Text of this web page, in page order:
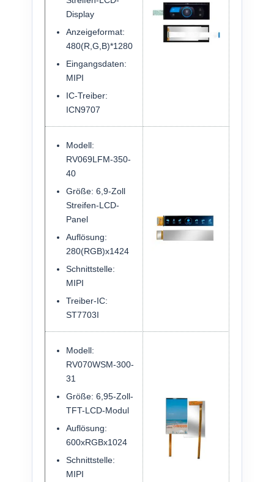
Display
Anzeigeformat:
480(R,G,B)*1280
Eingangsdaten:
MIPI
IC-Treiber:
ICN9707
Modell:
RV069LFM-350-
40
Größe: 6,9-Zoll
Streifen-LCD-
Panel
Auflösung:
280(RGB)x1424
Schnittstelle:
MIPI
Treiber-IC:
ST7703I
Modell:
RV070WSM-300-
31
Größe: 6,95-Zoll-
TFT-LCD-Modul
Auflösung:
600xRGBx1024
Schnittstelle:
MIPI